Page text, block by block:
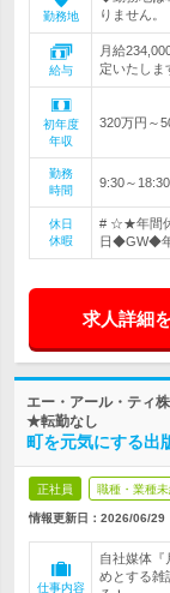
勤務地
りません。
給与
月給
定いたし
初年度
年収
320万円～
勤務
時間
9:30～
休日
休暇
# ☆★年間
日◆GW◆
求人詳細
エー・アール・ティ
★転勤なし
町を元気にする出
正社員 職種・業種
情報更新日：2026/06/29
仕事内容
自社媒体『
めとする雑